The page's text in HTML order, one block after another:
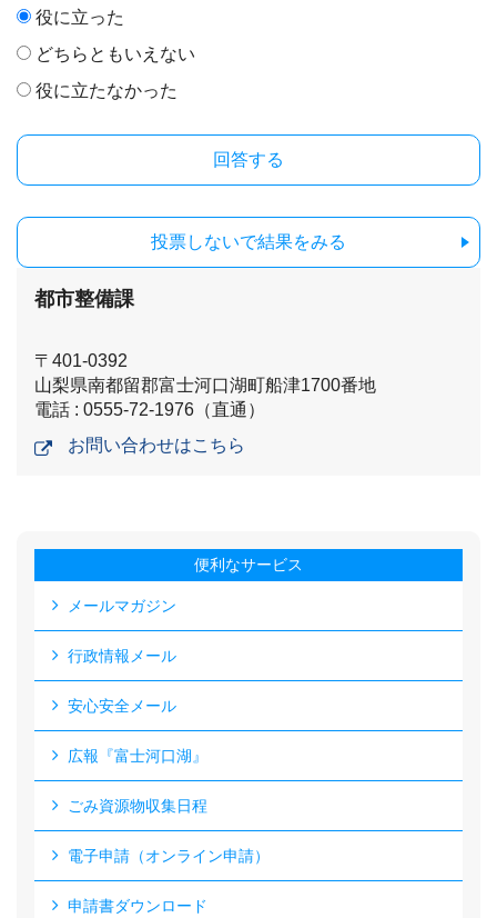
役に立った
どちらともいえない
役に立たなかった
投票しないで結果をみる
都市整備課
〒401-0392
山梨県南都留郡富士河口湖町船津1700番地
電話 : 0555-72-1976（直通）
お問い合わせはこちら
便利なサービス
メールマガジン
行政情報メール
安心安全メール
広報『富士河口湖』
ごみ資源物収集日程
電子申請（オンライン申請）
申請書ダウンロード